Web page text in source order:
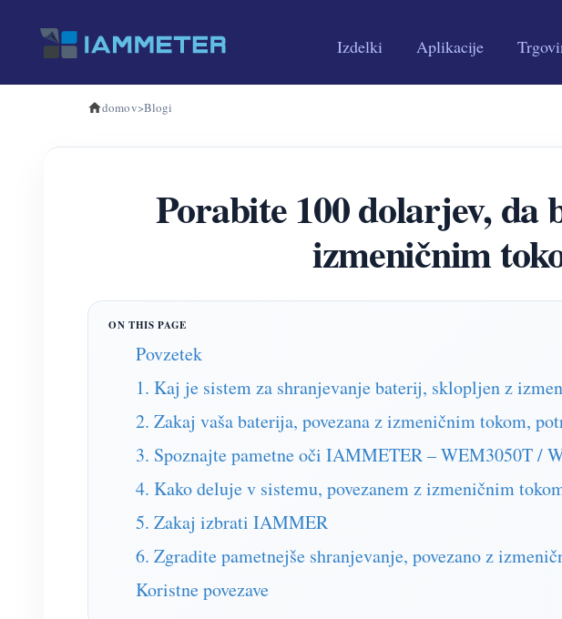
Izdelki Aplikacije
domov>Blogi
Porabite 100 dolarjev, da
izmeničnim
Povzetek
1. Kaj je sistem za shranjevanje baterij, sklopljen z
2. Zakaj vaša baterija, povezana z izmeničnim tokom,
3. Spoznajte pametne oči IAMMETER – WEM3050T /
4. Kako deluje v sistemu, povezanem z izmeničnim
5. Zakaj izbrati IAMMER
6. Zgradite pametnejše shranjevanje, povezano z
Koristne povezave